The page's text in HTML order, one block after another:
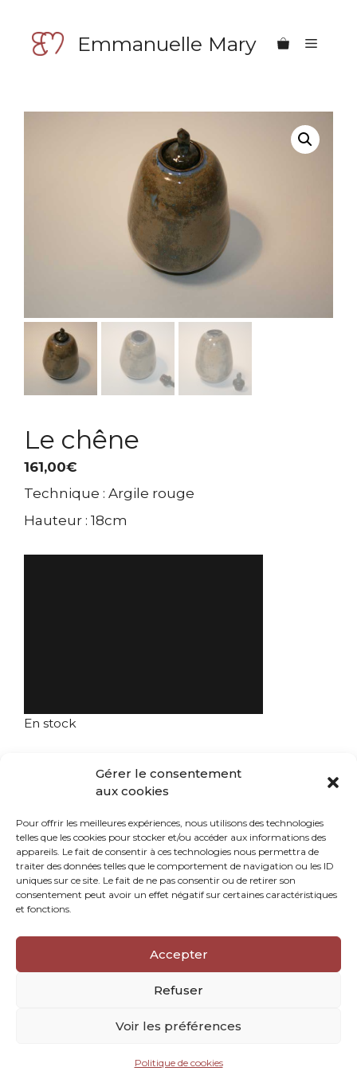
Gérer le consentement
aux cookies
Pour offrir les meilleures expériences, nous utilisons des technologies
telles que les cookies pour stocker et/ou accéder aux informations des
appareils. Le fait de consentir à ces technologies nous permettra de
traiter des données telles que le comportement de navigation ou les ID
uniques sur ce site. Le fait de ne pas consentir ou de retirer son
consentement peut avoir un effet négatif sur certaines caractéristiques
et fonctions.
Accepter
Refuser
Voir les préférences
Politique de cookies
contenu
Emmanuelle Mary Menu
Le chêne
161,00€
Technique : Argile rouge
Hauteur : 18cm
En stock
Pièce unique
de
Le
chêne
Ajouter au panier
Catégorie :Boîtes